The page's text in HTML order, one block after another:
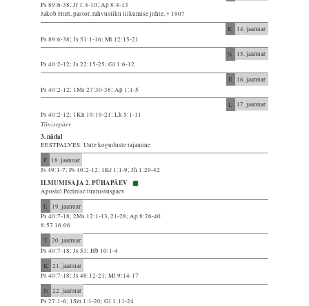
Ps 89:6-38; Jr 1:4-10; Ap 8:4-13
Jakob Hurt, pastor, rahvusliku liikumise juhte, † 1907
K
14. jaanuar
Ps 89:6-38; Js 51:1-16; Mt 12:15-21
N
15. jaanuar
Ps 40:2-12; Js 22:15-25; Gl 1:6-12
R 16. jaanuar
Ps 40:2-12; 1Ms 27:30-38; Ap 1:1-5
L
17. jaanuar
Ps 40:2-12; 1Kn 19:19-21; Lk 5:1-11
Tõnisepäev
3. nädal
EESTPALVES: Uute koguduste rajamine
P 18. jaanuar
Js 49:1-7; Ps 40:2-12; 1Kr 1:1-9; Jh 1:29-42
ILMUMISAJA 2. PÜHAPÄEV
Apostel Peetruse tunnistuspäev
E
19. jaanuar
Ps 40:7-18; 2Ms 12:1-13, 21-28; Ap 8:26-40
8:57 16:06
T 20. jaanuar
Ps 40:7-18; Js 53; Hb 10:1-4
K 21. jaanuar
Ps 40:7-18; Js 48:12-21; Mt 9:14-17
N 22. jaanuar
Ps 27:1-6; 1Sm 1:1-20; Gl 1:11-24